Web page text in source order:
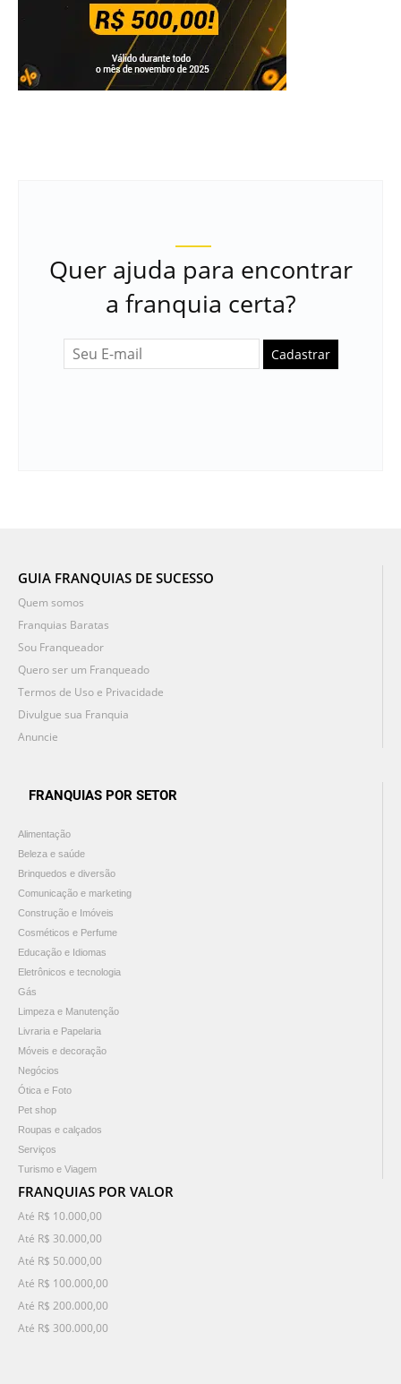
Quer ajuda para encontrar
a franquia certa?
Cadastrar
GUIA FRANQUIAS DE SUCESSO
Quem somos
Franquias Baratas
Sou Franqueador
Quero ser um Franqueado
Termos de Uso e Privacidade
Divulgue sua Franquia
Anuncie
FRANQUIAS POR SETOR
Alimentação
Beleza e saúde
Brinquedos e diversão
Comunicação e marketing
Construção e Imóveis
Cosméticos e Perfume
Educação e Idiomas
Eletrônicos e tecnologia
Gás
Limpeza e Manutenção
Livraria e Papelaria
Móveis e decoração
Negócios
Ótica e Foto
Pet shop
Roupas e calçados
Serviços
Turismo e Viagem
FRANQUIAS POR VALOR
Até R$ 10.000,00
Até R$ 30.000,00
Até R$ 50.000,00
Até R$ 100.000,00
Até R$ 200.000,00
Até R$ 300.000,00